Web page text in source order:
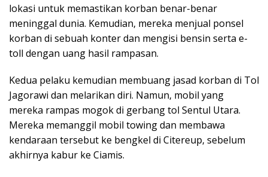
lokasi untuk memastikan korban benar-benar
meninggal dunia. Kemudian, mereka menjual ponsel
korban di sebuah konter dan mengisi bensin serta e-
toll dengan uang hasil rampasan.
Kedua pelaku kemudian membuang jasad korban di Tol
Jagorawi dan melarikan diri. Namun, mobil yang
mereka rampas mogok di gerbang tol Sentul Utara.
Mereka memanggil mobil towing dan membawa
kendaraan tersebut ke bengkel di Citereup, sebelum
akhirnya kabur ke Ciamis.